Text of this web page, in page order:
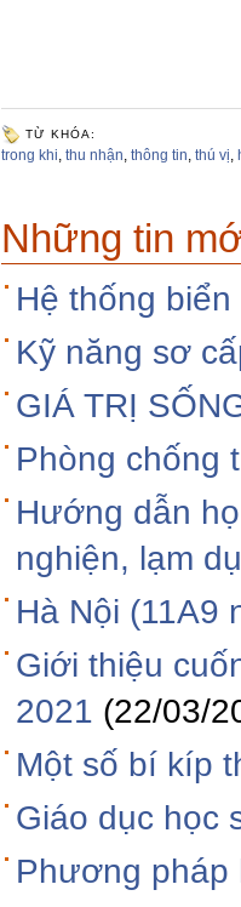
TỪ KHÓA:
trong khi, thu nhận, thông tin, thú vị,
Những tin
Hệ thống
Kỹ năng sơ
GIÁ TRỊ
Phòng chống
Hướng dẫn
nghiện, lạm
Hà Nội (11A9
Giới thiệu
2021 (22/03/
Một số bí kíp
Giáo dục học
Phương pháp